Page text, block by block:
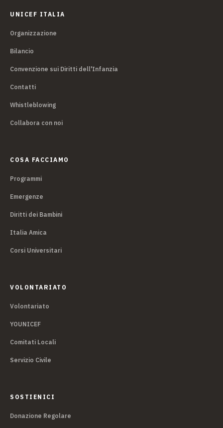
UNICEF ITALIA
Organizzazione
Bilancio
Convenzione sui Diritti dell'Infanzia
Contatti
Whistleblowing
Collabora con noi
COSA FACCIAMO
Programmi
Emergenze
Diritti dei Bambini
Italia Amica
Corsi Universitari
VOLONTARIATO
Volontariato
YOUNICEF
Comitati Locali
Servizio Civile
SOSTIENICI
Donazione Regolare